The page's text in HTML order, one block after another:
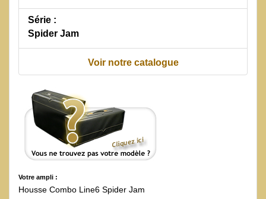
Série :
Spider Jam
Voir notre catalogue
Votre ampli :
Housse Combo Line6 Spider Jam